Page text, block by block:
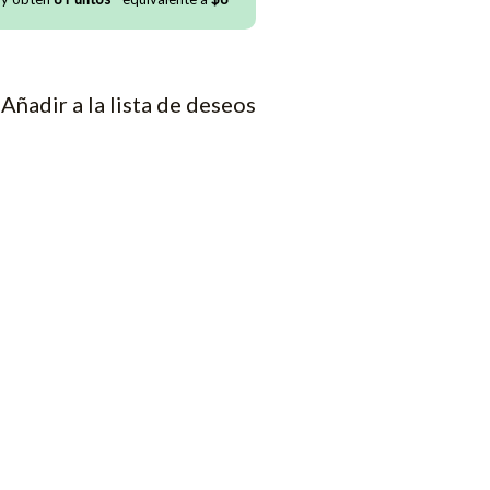
Añadir a la lista de deseos